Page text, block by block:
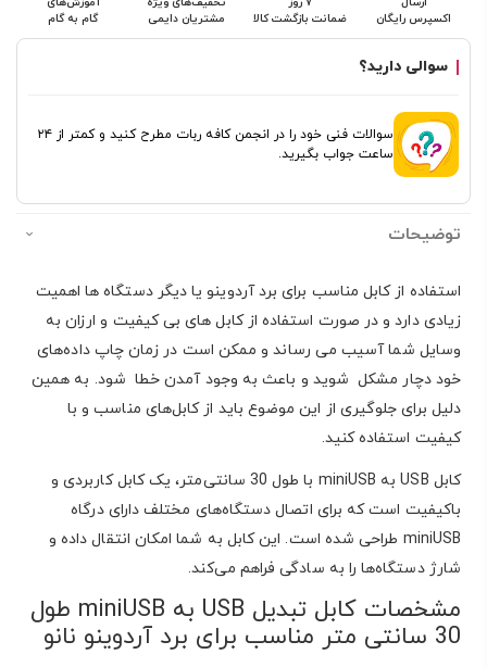
اکسپرس رایگان
ضمانت بازگشت کالا
مشتریان دایمی
گام به گام
سوالی دارید؟
سوالات فنی خود را در انجمن کافه ربات مطرح کنید و کمتر از ۲۴
ساعت جواب بگیرید.
توضیحات
استفاده از کابل مناسب برای برد آردوینو یا دیگر دستگاه ها اهمیت
زیادی دارد و در صورت استفاده از کابل های بی کیفیت و ارزان به
وسایل شما آسیب می رساند و ممکن است در زمان چاپ داده‌های
خود دچار مشکل شوید و باعث به وجود آمدن خطا شود. به همین
دلیل برای جلوگیری از این موضوع باید از کابل‌های مناسب و با
کیفیت استفاده کنید.
کابل USB به miniUSB با طول 30 سانتی‌متر، یک کابل کاربردی و
باکیفیت است که برای اتصال دستگاه‌های مختلف دارای درگاه
miniUSB طراحی شده است. این کابل به شما امکان انتقال داده و
شارژ دستگاه‌ها را به سادگی فراهم می‌کند.
مشخصات کابل تبدیل USB به miniUSB طول
30 سانتی متر مناسب برای برد آردوینو نانو